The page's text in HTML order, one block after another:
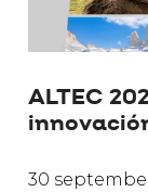
ALTEC
30